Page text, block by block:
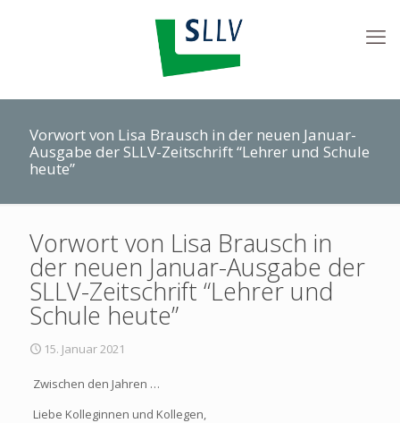
Vorwort von Lisa Brausch in der neuen Januar-
Ausgabe der SLLV-Zeitschrift “Lehrer und Schule
heute”
Vorwort von Lisa Brausch in
der neuen Januar-Ausgabe der
SLLV-Zeitschrift “Lehrer und
Schule heute”
15. Januar 2021
Zwischen den Jahren …
Liebe Kolleginnen und Kollegen,